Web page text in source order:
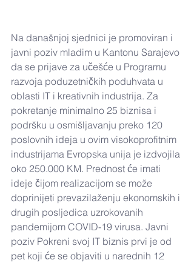
Na današnjoj sjednici je promoviran i
javni poziv mladim u Kantonu Sarajevo
da se prijave za učešće u Programu
razvoja poduzetničkih poduhvata u
oblasti IT i kreativnih industrija. Za
pokretanje minimalno 25 biznisa i
podršku u osmišljavanju preko 120
poslovnih ideja u ovim visokoprofitnim
industrijama Evropska unija je izdvojila
oko 250.000 KM. Prednost će imati
ideje čijom realizacijom se može
doprinijeti prevazilaženju ekonomskih i
drugih posljedica uzrokovanih
pandemijom COVID-19 virusa. Javni
poziv Pokreni svoj IT biznis prvi je od
pet koji će se objaviti u narednih 12